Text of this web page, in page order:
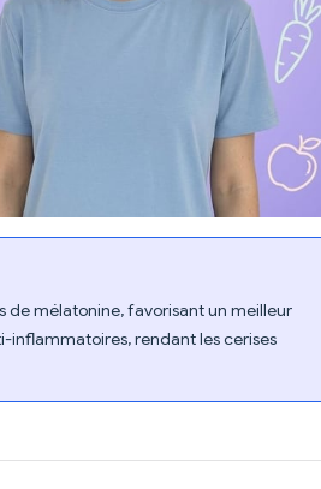
de mélatonine, favorisant un meilleur
inflammatoires, rendant les cerises